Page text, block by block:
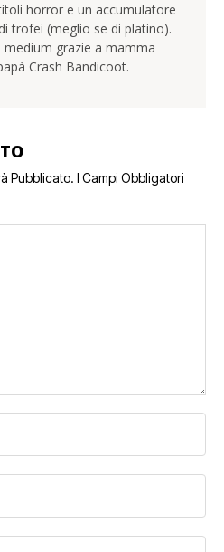
horror e un accumulatore
trofei (meglio se di platino).
medium grazie a mamma
Crash Bandicoot.
Pubblicato. I Campi Obbligatori